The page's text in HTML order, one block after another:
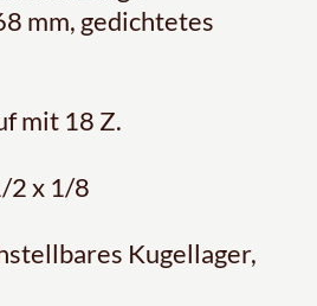
mm, gedichtetes
mit 18 Z.
2 x 1/8
Kugellager,